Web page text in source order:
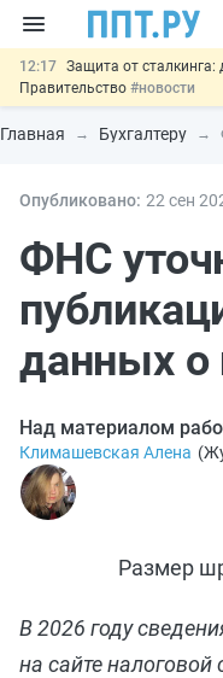
12:17 Защита от
Правительство #новости
11:23 Минпромторг
декларации о соответствии
00:01
6 августа: важные
05.08
Важно
#новости
Главная Бухгалтеру
Опубликовано: 22 сен
ФНС
данных о
Над материалом
Климашевская Алена (
Размер
В 2026 году
на сайте